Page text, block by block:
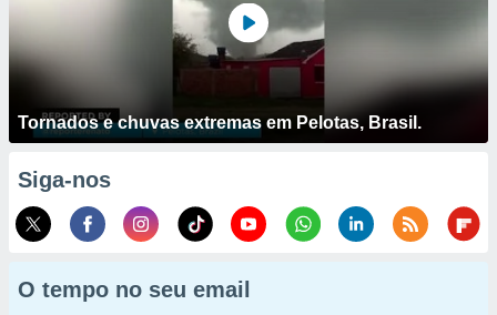
Tornados e chuvas extremas em Pelotas, Brasil.
Siga-nos
O tempo no seu email